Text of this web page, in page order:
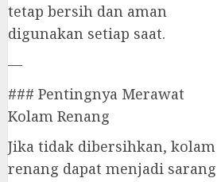
tetap bersih dan aman
digunakan setiap saat.
—
### Pentingnya Merawat
Kolam Renang
Jika tidak dibersihkan, kolam
renang dapat menjadi sarang